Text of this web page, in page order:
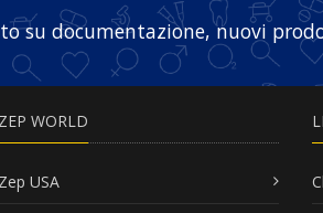
su documentazione, nuovi
ZEP WORLD
Zep USA